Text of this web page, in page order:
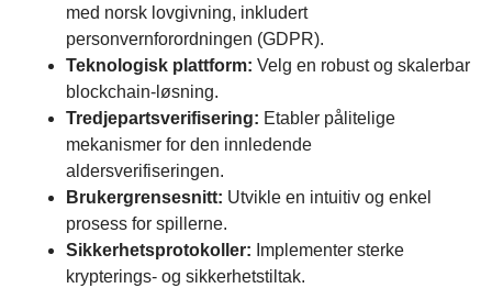
med norsk lovgivning, inkludert
personvernforordningen (GDPR).
Teknologisk plattform: Velg en robust og skalerbar
blockchain-løsning.
Tredjepartsverifisering: Etabler pålitelige
mekanismer for den innledende
aldersverifiseringen.
Brukergrensesnitt: Utvikle en intuitiv og enkel
prosess for spillerne.
Sikkerhetsprotokoller: Implementer sterke
krypterings- og sikkerhetstiltak.